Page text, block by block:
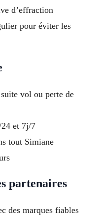
d’effraction
pour éviter les
vol ou perte de
et 7j/7
tout Simiane
partenaires
des marques fiables